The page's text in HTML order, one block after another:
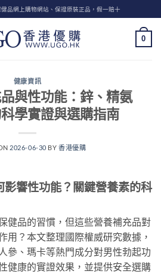
品網上購物網站、保證原裝正品，假一賠十
0
健康資訊
與性功能：鋅、精氨
學實證與選購指南
2026-06-30 BY香港優購
影響性功能？關鍵營養素的科
健品的習慣，但這些營養補充品對
用？本文整理國際權威研究數據，
參、瑪卡等熱門成分對男性勃起功
健康的實證效果，並提供安全選購